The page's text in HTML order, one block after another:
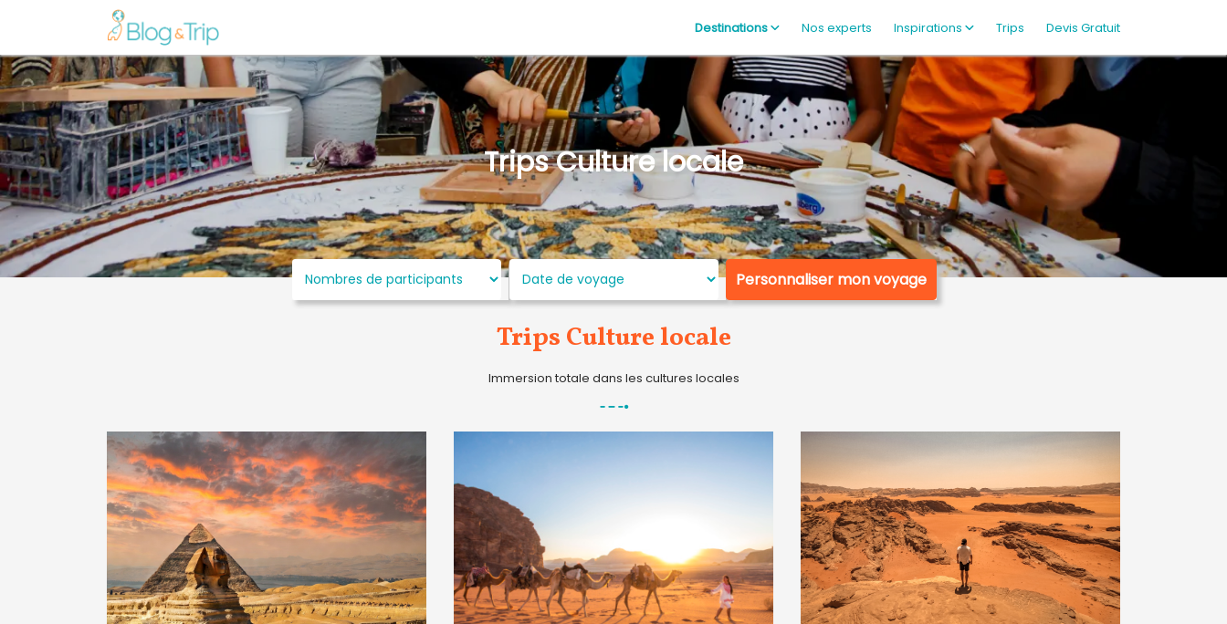
Destinations Nos experts Inspirations Trips Devis Gratuit
Trips Culture locale
Personnaliser mon voyage
Trips Culture locale
Immersion totale dans les cultures locales